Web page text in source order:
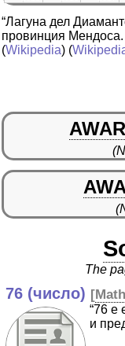
“Лагуна дел
провинция
(Wikipedia) (
The
76 (число) [
“76 е
и